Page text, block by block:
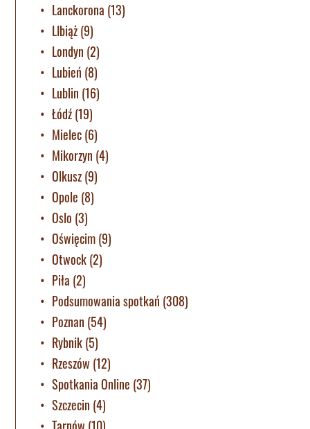
Lanckorona (13)
LIbiąż(9)
Londyn (2)
Lubień (8)
Lublin (16)
Łódź(19)
Mielec(6)
Mikorzyn (4)
Olkusz(9)
Opole (8)
Oslo (3)
Oświęcim(9)
Otwock(2)
Piła (2)
Podsumowania spotkań (308)
Poznan (54)
Rybnik(5)
Rzeszów (12)
Spotkania Online (37)
Szczecin (4)